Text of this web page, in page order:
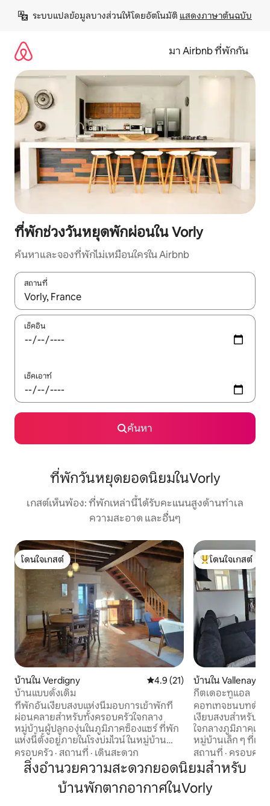
เนื้อหา
ระบบแปลข้อมูลบางส่วนให้โดยอัตโนมัติ แสดงภาษาต้นฉบับ
มา Airbnb ที่พักกัน
ที่พักช่วงวันหยุดพักผ่อนใน Vorly
ค้นหาและจองที่พักไม่เหมือนใครใน Airbnb
สถานที่
ใช้ลูกศรขึ้นลง หรือใช้การสัมผัสหรือปัด เพื่อสำรวจผลการค้นหา
เช็คอิน
เช็คเอาท์
ค้นหา
ที่พักวันหยุดยอดนิยมในVorly
เกสต์เห็นพ้อง: ที่พักเหล่านี้ได้รับคะแนนสูงด้านทำเล
ความสะอาด และอื่นๆ
โดนใจเกสต์
โดนใจเกสต์
บ้านใน Verdigny คะแนนเฉลี่ย 4.9 จาก 5, 21 รีวิว
4.9 (21)
บ้านแบบดั้งเดิม
ที่พักอันเงียบสงบแห่งนี้มอบการเข้าพักที่
ผ่อนคลายสำหรับทั้งครอบครัวใจกลาง
หมู่บ้านผู้ปลูกองุ่นในภูมิภาคซ็องแซร์ ที่พัก
แห่งนี้ตั้งอยู่ภายในโรงบ่มไวน์ ในหมู่บ้าน
เวอร์ดิย์นีที่ตีนเขาซ็องแซร์ ใช้เวลาขับรถ 5
นาทีจากแซ็ง-ซาตูร์ ซึ่งเป็นหมู่บ้านเล็กๆ ที่มี
ร้านค้าและพื้นที่พักผ่อนทุกอย่าง (ริมฝั่งแม่
น้ำลัวร์ สนามเทนนิส การพายเรือแคนู การ
ปั่นจักรยานริมแม่น้ำลัวร์ ฯลฯ) คอทเทจ
ครอบครัว · สถานที่ · เดินสะดวก
โดนใจเกสต์ที่สุด
โดนใจเกสต์
บ้านใน Vallenay
กีตเดอะทูแอล
คอทเทจชนบทตั้ง
เงียบสงบสำหรับช่
ใจกลางภูมิภาคเบอ
หมู่บ้านเล็ก ๆ ที่เงี
กิโลเมตร คุณจะพ
ท้องถิ่น เส้นทางเ
ประกอบด้วย: ห้องครัวแบบเปิดพร้อม
อุปกรณ์ครบครัน 1
เตียงคู่ขนาด
สถานที่ · ครอบครัว
สิ่งอำนวยความสะดวกยอดนิยมสำหรับ
บ้านพักตากอากาศในVorly